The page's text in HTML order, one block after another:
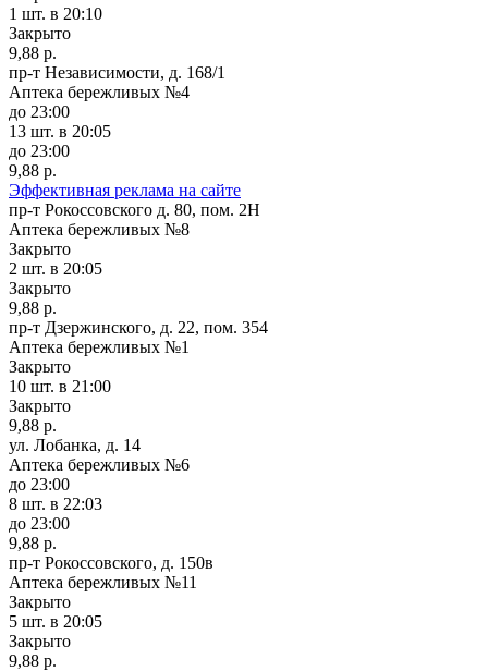
1 шт. в 20:10
Закрыто
9,88 р.
пр-т Независимости, д. 168/1
Аптека бережливых №4
до 23:00
13 шт. в 20:05
до 23:00
9,88 р.
Эффективная реклама на сайте
пр-т Рокоссовского д. 80, пом. 2Н
Аптека бережливых №8
Закрыто
2 шт. в 20:05
Закрыто
9,88 р.
пр-т Дзержинского, д. 22, пом. 354
Аптека бережливых №1
Закрыто
10 шт. в 21:00
Закрыто
9,88 р.
ул. Лобанка, д. 14
Аптека бережливых №6
до 23:00
8 шт. в 22:03
до 23:00
9,88 р.
пр-т Рокоссовского, д. 150в
Аптека бережливых №11
Закрыто
5 шт. в 20:05
Закрыто
9,88 р.